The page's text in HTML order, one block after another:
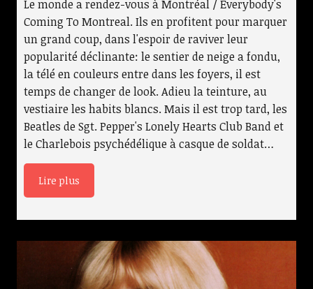
Le monde a rendez-vous à Montréal / Everybody's
Coming To Montreal. Ils en profitent pour marquer
un grand coup, dans l'espoir de raviver leur
popularité déclinante: le sentier de neige a fondu,
la télé en couleurs entre dans les foyers, il est
temps de changer de look. Adieu la teinture, au
vestiaire les habits blancs. Mais il est trop tard, les
Beatles de Sgt. Pepper's Lonely Hearts Club Band et
le Charlebois psychédélique à casque de soldat…
Lire plus